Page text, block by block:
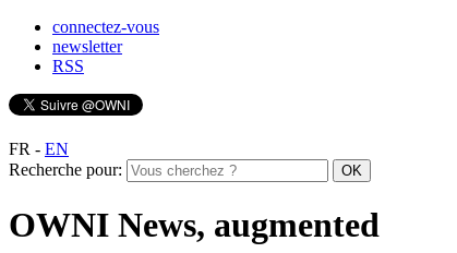
connectez-vous
newsletter
RSS
FR - EN
Recherche pour:
OWNI News, augmented